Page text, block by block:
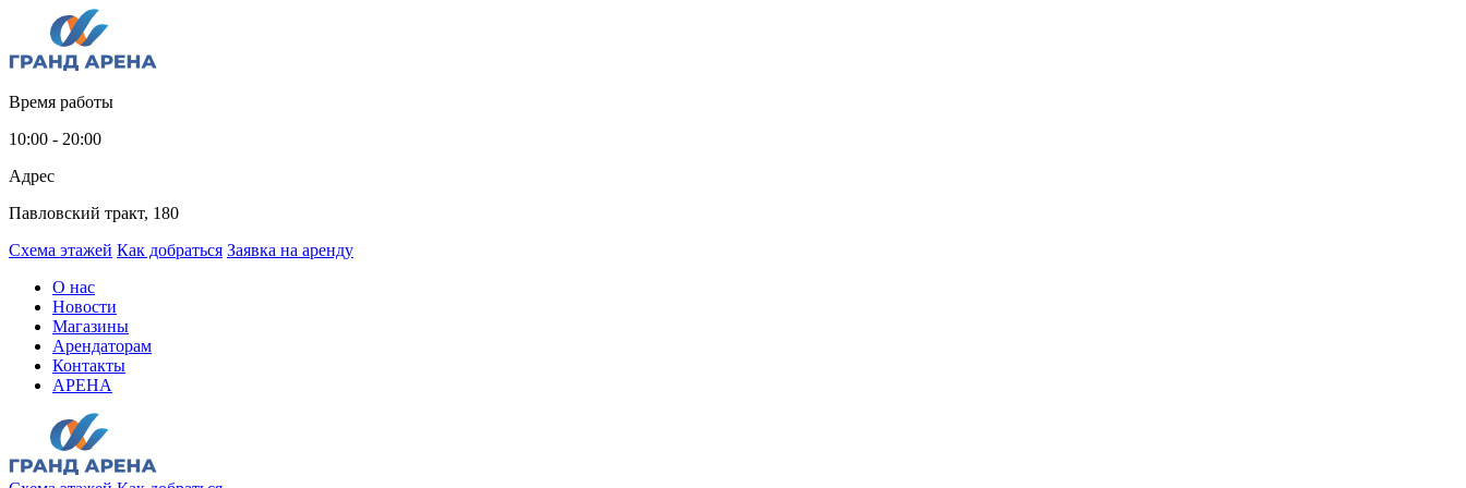
Время работы
10:00 - 20:00
Адрес
Павловский тракт, 180
Схема этажей Как добраться Заявка на аренду
О нас
Новости
Магазины
Арендаторам
Контакты
АРЕНА